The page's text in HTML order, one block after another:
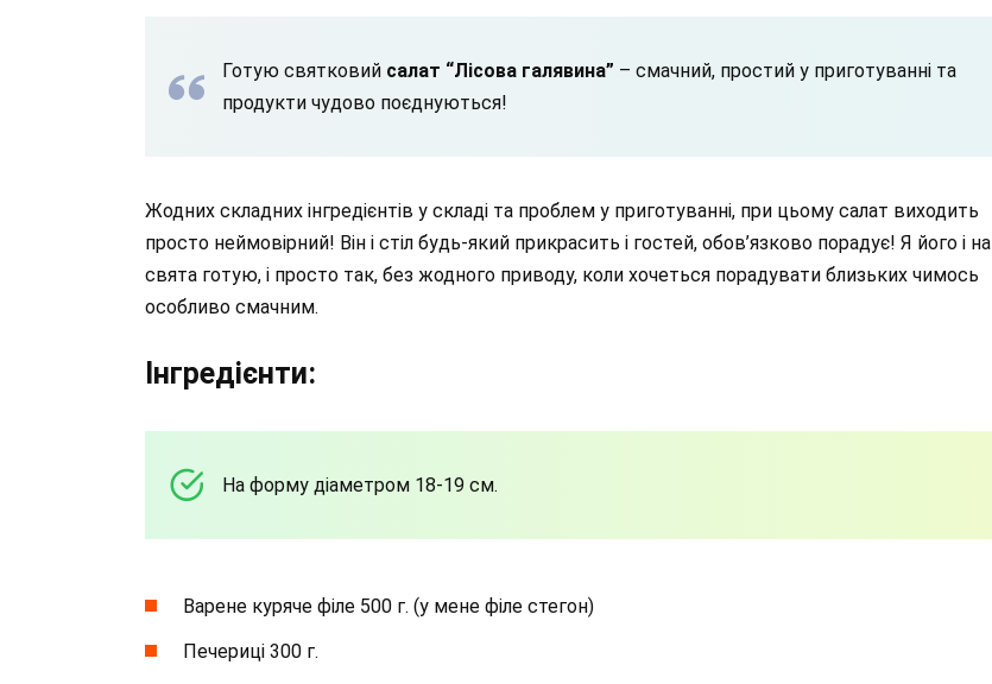
Готую святковий салат “Лісова галявина” – смачний, простий у приготуванні та
продукти чудово поєднуються!
Жодних складних інгредієнтів у складі та проблем у приготуванні, при цьому салат виходить
просто неймовірний! Він і стіл будь-який прикрасить і гостей, обов’язково порадує! Я його і на
свята готую, і просто так, без жодного приводу, коли хочеться порадувати близьких чимось
особливо смачним.
Інгредієнти:
На форму діаметром 18-19 см.
Варене куряче філе 500 г. (у мене філе стегон)
Печериці 300 г.